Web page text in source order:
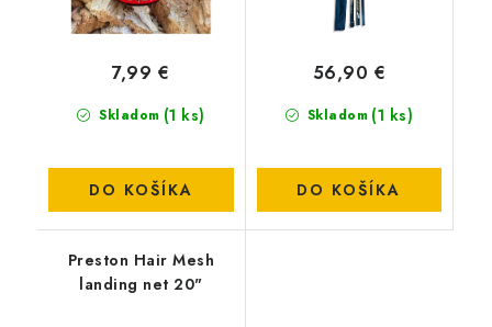
Skladom (1 ks)
7,99 €
DO KOŠÍKA
Skladom (1 ks)
56,90 €
DO KOŠÍKA
Preston Hair Mesh
landing net 20"